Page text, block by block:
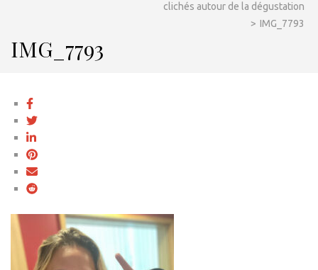
clichés autour de la dégustation
> IMG_7793
IMG_7793